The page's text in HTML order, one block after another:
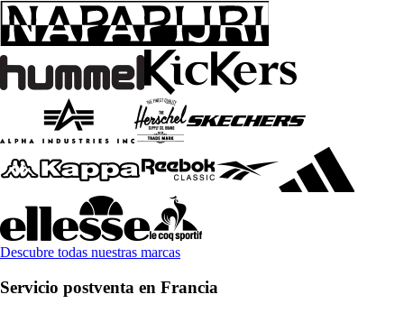
Descubre todas nuestras marcas
Servicio postventa en Francia